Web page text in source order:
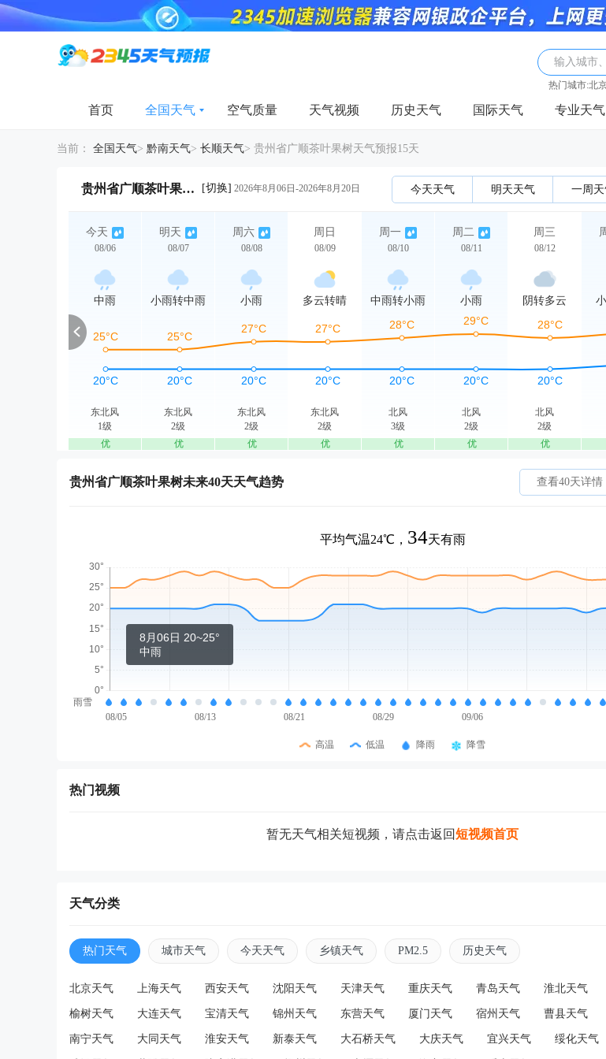
输入城市
热门城市:北
首页 全国天气 空气质量 天气视频 历史天气 国际天气 专业天气
当前： 全国天气> 黔南天气> 长顺天气> 贵州省广顺茶叶果树天气预报15天
贵州省广顺茶叶果树15天天气详情 [切换] 2026年8月06日-2026年8月20日 今天天气 明天天气 一周天
今天
08/06
中雨
东北风
1级
优
明天
08/07
小雨转中雨
东北风
2级
优
周六
08/08
小雨
东北风
2级
优
周日
08/09
多云转晴
东北风
2级
优
周一
08/10
中雨转小雨
北风
3级
优
周二
08/11
小雨
北风
2级
优
周三
08/12
阴转多云
北风
2级
优
贵州省广顺茶叶果树未来40天天气趋势 查看40天详情
平均气温24℃， 34天有雨
8月06日 20~25°
中雨
雨雪
08/05
08/13 08/21 08/29 09/06
高温 低温 降雨 降雪
热门视频
暂无天气相关短视频，请点击返回短视频首页
天气分类
热门天气 城市天气 今天天气 乡镇天气 PM2.5 历史天气
北京天气 上海天气 西安天气 沈阳天气 天津天气 重庆天气 青岛天气 淮北天气
榆树天气 大连天气 宝清天气 锦州天气 东营天气 厦门天气 宿州天气 曹县天气
南宁天气 大同天气 淮安天气 新泰天气 大石桥天气 大庆天气 宜兴天气 绥化天气